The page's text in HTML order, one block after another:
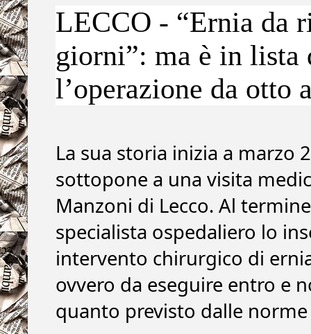
LECCO - “Ernia da
giorni”: ma è in lista
l’operazione da otto
La sua storia inizia a marzo
sottopone a una visita
Manzoni di Lecco. Al
specialista ospedaliero lo
intervento chirurgico di
ovvero da eseguire entro e
quanto previsto dalle